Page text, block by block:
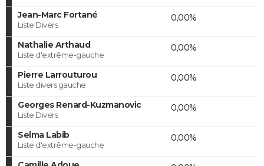
Jean-Marc Fortané
Liste Divers
0,00%
Nathalie Arthaud
Liste d'extrême-gauche
0,00%
Pierre Larrouturou
Liste divers gauche
0,00%
Georges Renard-Kuzmanovic
Liste Divers
0,00%
Selma Labib
Liste d'extrême-gauche
0,00%